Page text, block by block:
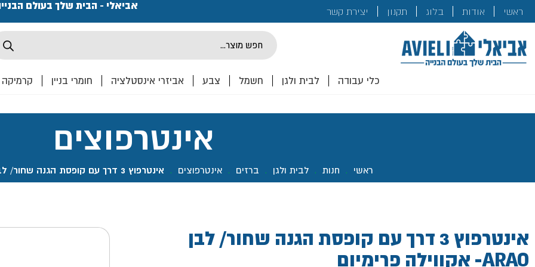
ראשי אודות בלוג תקנון יצירת קשרלכם!
אביאלי - הבית שלך בעולם
Products
search
כלי עבודה לבית ולגן חשמל צבע אביזרי אינסטלציה חומרי בניין קרמיקה
אינטרפוצים
ראשי . חנות . לבית ולגן . ברזים . אינטרפוצים . אינטרפוץ 3 דרך עם קופסת הגנה שחור/ לבן ARAO- אקווילה פרימיום
אינטרפוץ 3 דרך עם קופסת הגנה שחור/ לבן
ARAO- אקווילה פרימיום